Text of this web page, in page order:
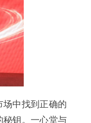
中找到正确的
秘钥。一心堂与